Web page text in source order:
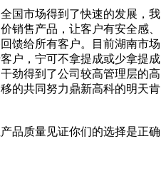
国市场得到了快速的发展，我
销售产品，让客户有安全感、
馈给所有客户。目前湖南市场
户，宁可不拿提成或少拿提成
劲得到了公司较高管理层的高
的共同努力鼎新高科的明天肯
品质量见证你们的选择是正确